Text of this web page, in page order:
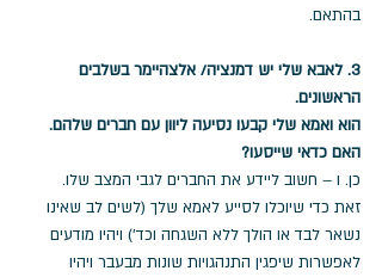
בהתאם.
3. לאבא שלי יש דמנציה/ אלצהיימר בשלבים
הראשונים.
הוא ואמא שלי קבעו נסיעה ליוון עם חברים שלהם.
האם כדאי שייסעו?
כן. ו – חשוב ליידע את החברים לגבי המצב שלו.
זאת כדי שיוכלו לסייע לאמא שלך (לשים לב שאינו
נשאר לבד או הולך ללא השגחה וכד') ויהיו מודעים
לאפשרות שיפגין התנהגויות שונות מבעבר ויהיו